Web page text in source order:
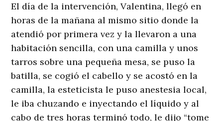
El día de la intervención, Valentina, llegó en
horas de la mañana al mismo sitio donde la
atendió por primera vez y la llevaron a una
habitación sencilla, con una camilla y unos
tarros sobre una pequeña mesa, se puso la
batilla, se cogió el cabello y se acostó en la
camilla, la esteticista le puso anestesia local,
le iba chuzando e inyectando el líquido y al
cabo de tres horas terminó todo, le dijo “tome